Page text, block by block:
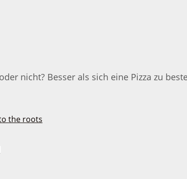
nicht? Besser als sich eine Pizza zu